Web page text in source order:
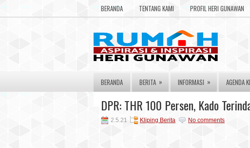
BERANDA TENTANG KAMI PROFIL HERI GUNAWAN
BERANDA BERITA » INFORMASI » AGENDA
DPR: THR 100 Persen, Kado
2.5.21 Kliping Berita No comments